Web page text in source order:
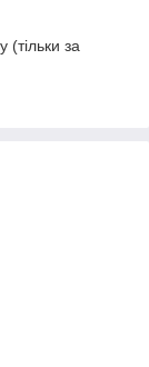
(тільки за